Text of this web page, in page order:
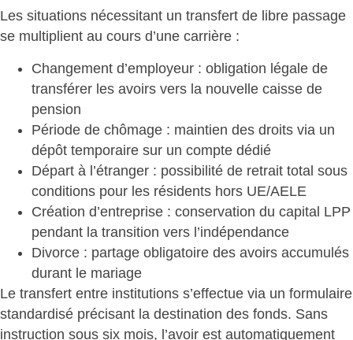
Les situations nécessitant un transfert de libre passage
se multiplient au cours d’une carrière :
Changement d’employeur : obligation légale de
transférer les avoirs vers la nouvelle caisse de
pension
Période de chômage : maintien des droits via un
dépôt temporaire sur un compte dédié
Départ à l’étranger : possibilité de retrait total sous
conditions pour les résidents hors UE/AELE
Création d’entreprise : conservation du capital LPP
pendant la transition vers l’indépendance
Divorce : partage obligatoire des avoirs accumulés
durant le mariage
Le transfert entre institutions s’effectue via un formulaire
standardisé précisant la destination des fonds. Sans
instruction sous six mois, l’avoir est automatiquement